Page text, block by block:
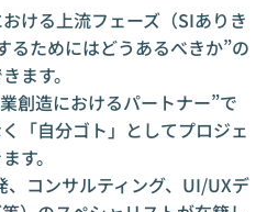
ける上流フェーズ（SIありき
るためにはどうあるべきか”の
ます。
創造におけるパートナー”で
「自分ゴト」としてプロジェ
す。
コンサルティング、UI/UXデ